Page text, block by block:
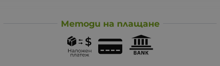
Методи на плащане